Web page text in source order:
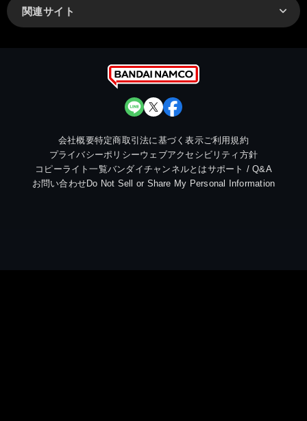
関連サイト
会社概要特定商取引法に基づく表示ご利用規約
プライバシーポリシーウェブアクセシビリティ方針
コピーライト一覧バンダイチャンネルとはサポート / Q&A
お問い合わせDo Not Sell or Share My Personal Information